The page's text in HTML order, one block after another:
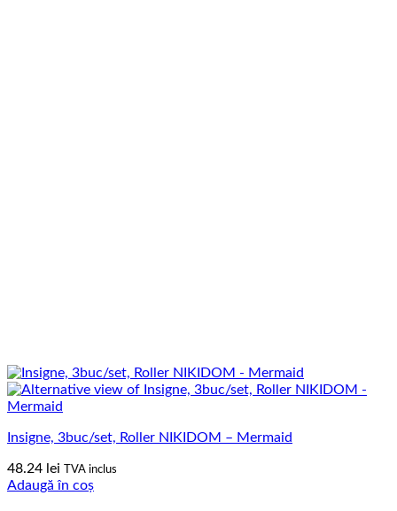
Insigne, 3buc/set, Roller NIKIDOM – Mermaid
48.24 lei TVA inclus
Adaugă în coș